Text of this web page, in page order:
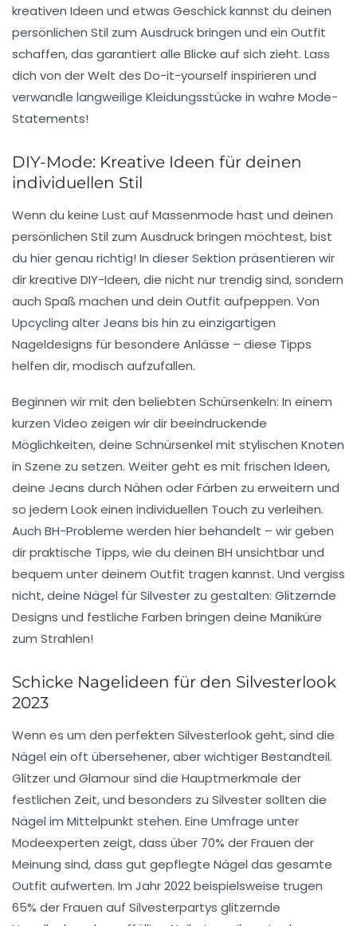
kreativen Ideen und etwas Geschick kannst du deinen
persönlichen Stil zum Ausdruck bringen und ein Outfit
schaffen, das garantiert alle Blicke auf sich zieht. Lass
dich von der Welt des Do-it-yourself inspirieren und
verwandle langweilige Kleidungsstücke in wahre Mode-
Statements!
DIY-Mode: Kreative Ideen für deinen
individuellen Stil
Wenn du keine Lust auf Massenmode hast und deinen
persönlichen Stil zum Ausdruck bringen möchtest, bist
du hier genau richtig! In dieser Sektion präsentieren wir
dirkreative DIY-Ideen, die nicht nur trendig sind, sondern
auch Spaß machen und dein Outfit aufpeppen. Von
Upcycling alter Jeans bis hin zu einzigartigen
Nageldesigns für besondere Anlässe – diese Tipps
helfen dir, modisch aufzufallen.
Beginnen wir mit den beliebten Schürsenkeln: In einem
kurzen Video zeigen wir dir beeindruckende
Möglichkeiten, deine Schnürsenkel mit stylischen Knoten
in Szene zu setzen. Weiter geht es mit frischen Ideen,
deine Jeans durch Nähen oderFärben zu erweitern und
so jedem Look einen individuellen Touch zu verleihen.
Auch BH-Probleme werden hier behandelt – wir geben
dir praktische Tipps, wie du deinen BH unsichtbar und
bequem unter deinem Outfit tragen kannst. Und vergiss
nicht, deine Nägel für Silvester zu gestalten: Glitzernde
Designs und festliche Farben bringen deine Maniküre
zum Strahlen!
Schicke Nagelideen für den Silvesterlook
2023
Wenn es um den perfekten Silvesterlook geht, sind die
Nägel ein oft übersehener, aber wichtiger Bestandteil.
Glitzer und Glamour sind die Hauptmerkmale der
festlichen Zeit, und besonders zu Silvester sollten die
Nägel im Mittelpunkt stehen. Eine Umfrage unter
Modeexperten zeigt, dass über 70% der Frauen der
Meinung sind, dass gut gepflegte Nägel das gesamte
Outfit aufwerten. Im Jahr 2022 beispielsweise trugen
65% der Frauen auf Silvesterpartys glitzernde